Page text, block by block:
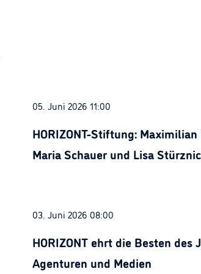
05. Juni 2026 11:00
HORIZONT-Stiftung:
Maria Schauer und Lisa
03. Juni 2026 08:00
HORIZONT ehrt die Besten des
Agenturen und Medien